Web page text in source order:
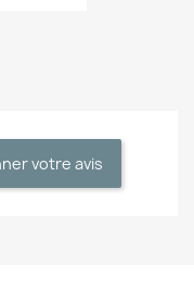
votre avis